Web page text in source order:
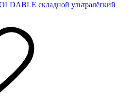
складной ультралёгкий